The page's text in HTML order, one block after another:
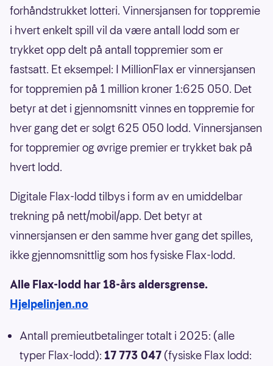
forhåndstrukket lotteri. Vinnersjansen for toppremie
i hvert enkelt spill vil da være antall lodd som er
trykket opp delt på antall toppremier som er
fastsatt. Et eksempel: I MillionFlax er vinnersjansen
for toppremien på 1 million kroner 1:625 050. Det
betyr at det i gjennomsnitt vinnes en toppremie for
hver gang det er solgt 625 050 lodd. Vinnersjansen
for toppremier og øvrige premier er trykket bak på
hvert lodd.
Digitale Flax-lodd tilbys i form av en umiddelbar
trekning på nett/mobil/app. Det betyr at
vinnersjansen er den samme hver gang det spilles,
ikke gjennomsnittlig som hos fysiske Flax-lodd.
Alle Flax-lodd har 18-års aldersgrense.
Hjelpelinjen.no
Antall premieutbetalinger totalt i 2025: (alle
typer Flax-lodd): 17 773 047 (fysiske Flax lodd: